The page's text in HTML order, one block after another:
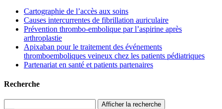
Cartographie de l’accès aux soins
Causes intercurrentes de fibrillation auriculaire
Prévention thrombo-embolique par l’aspirine après
arthroplastie
Apixaban pour le traitement des événements
thromboemboliques veineux chez les patients pédiatriques
Partenariat en santé et patients partenaires
Recherche
Afficher la recherche